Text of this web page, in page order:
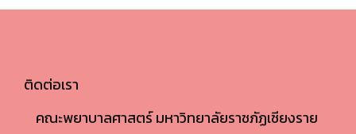
ติดต่อเรา
คณะพยาบาลศาสตร์ มหาวิทยาลัยราชภัฏเชียงราย